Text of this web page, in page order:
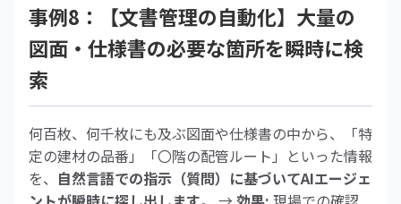
事例8：【文書管理の自動化】大量の
図面・仕様書の必要な箇所を瞬時に検
索
何百枚、何千枚にも及ぶ図面や仕様書の中から、「特
定の建材の品番」「〇階の配管ルート」といった情報
を、 自然言語での指示（質問）に基づいてAIエージェ